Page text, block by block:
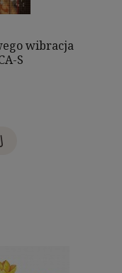
wibracja
S